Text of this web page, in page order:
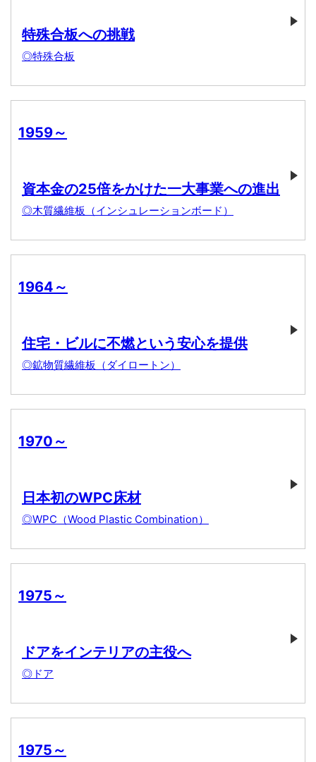
特殊合板への挑戦
◎特殊合板
1959～
資本金の25倍をかけた一大事業への進出
◎木質繊維板（インシュレーションボード）
1964～
住宅・ビルに不燃という安心を提供
◎鉱物質繊維板（ダイロートン）
1970～
日本初のWPC床材
◎WPC（Wood Plastic Combination）
1975～
ドアをインテリアの主役へ
◎ドア
1975～